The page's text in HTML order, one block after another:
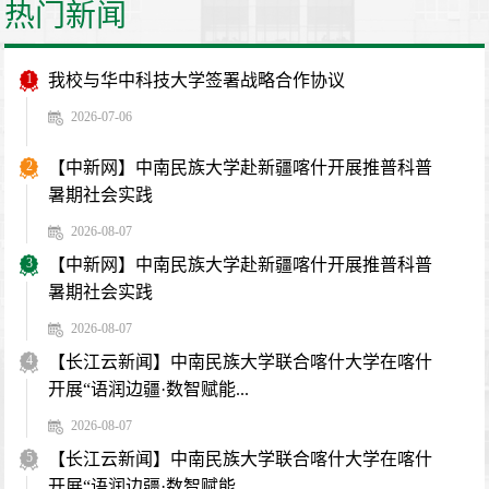
热门新闻
1 我校与华中科技大学签署战略合作协议
2026-07-06
2
【中新网】中南民族大学赴新疆喀什开展推普科普
暑期社会实践
2026-08-07
3
【中新网】中南民族大学赴新疆喀什开展推普科普
暑期社会实践
2026-08-07
4
【长江云新闻】中南民族大学联合喀什大学在喀什
开展“语润边疆·数智赋能...
2026-08-07
5
【长江云新闻】中南民族大学联合喀什大学在喀什